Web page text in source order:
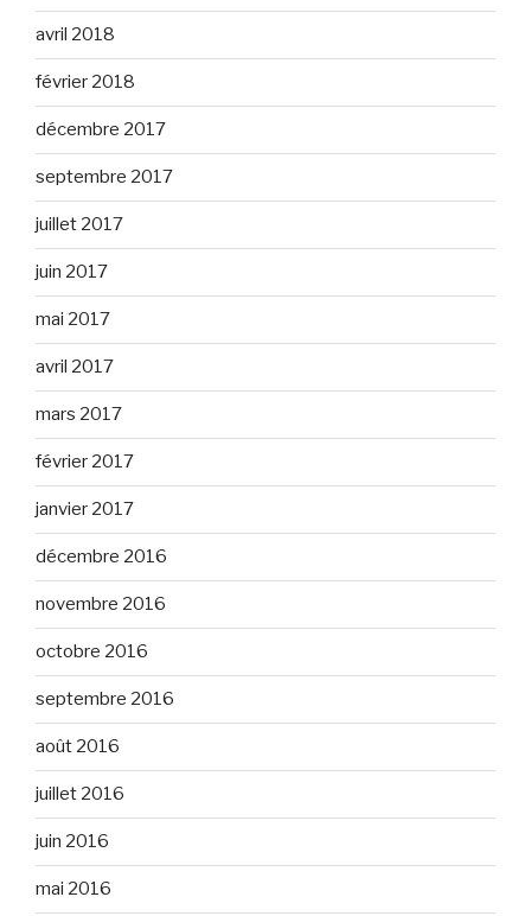
avril 2018
février 2018
décembre 2017
septembre 2017
juillet 2017
juin 2017
mai 2017
avril 2017
mars 2017
février 2017
janvier 2017
décembre 2016
novembre 2016
octobre 2016
septembre 2016
août 2016
juillet 2016
juin 2016
mai 2016